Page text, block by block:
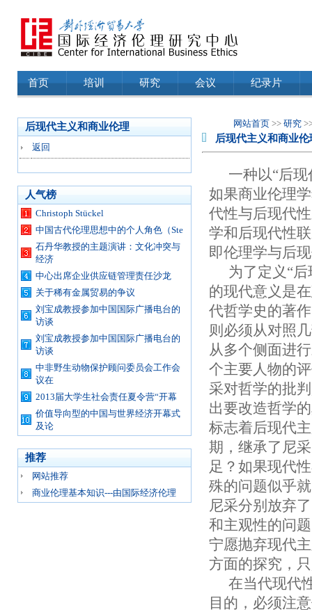
首页 培训 研究 会议 纪录片
后现代主义和商业伦理
返回
人气榜
Christoph Stückel
中国古代伦理思想中的个人角色（Ste
石丹华教授的主题演讲：文化冲突与
经济
中心出席企业供应链管理责任沙龙
关于稀有金属贸易的争议
刘宝成教授参加中国国际广播电台的
访谈
刘宝成教授参加中国国际广播电台的
访谈
中非野生动物保护顾问委员会工作会
议在
2013届大学生社会责任夏令营“开幕
价值导向型的中国与世界经济开幕式
及论
推荐
网站推荐
商业伦理基本知识---由国际经济伦理
网站首页 >> 研究
后现代主义和商业伦
一种以“后
如果商业伦理
代性与后现代
学和后现代性
即伦理学与后
为了定义“
的现代意义是
代哲学史的著
则必须从对照
从多个侧面进
个主要人物的
采对哲学的批
出要改造哲学
标志着后现代
期，继承了尼
足？如果现代
殊的问题似乎
尼采分别放弃
和主观性的问
宁愿抛弃现代
方面的探究，
在当代现代
目的，必须注